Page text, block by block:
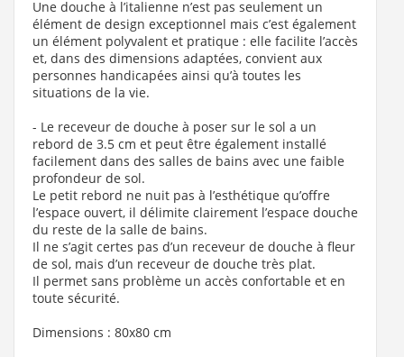
Une douche à l’italienne n’est pas seulement un
élément de design exceptionnel mais c’est également
un élément polyvalent et pratique : elle facilite l’accès
et, dans des dimensions adaptées, convient aux
personnes handicapées ainsi qu’à toutes les
situations de la vie.
- Le receveur de douche à poser sur le sol a un
rebord de 3.5 cm et peut être également installé
facilement dans des salles de bains avec une faible
profondeur de sol.
Le petit rebord ne nuit pas à l’esthétique qu’offre
l’espace ouvert, il délimite clairement l’espace douche
du reste de la salle de bains.
Il ne s’agit certes pas d’un receveur de douche à fleur
de sol, mais d’un receveur de douche très plat.
Il permet sans problème un accès confortable et en
toute sécurité.
Dimensions : 80x80 cm